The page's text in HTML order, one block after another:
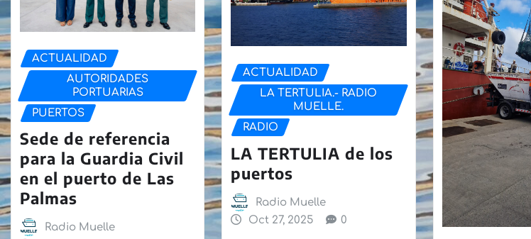
ACTUALIDAD
AUTORIDADES
PORTUARIAS
PUERTOS
Sede de referencia
para la Guardia Civil
en el puerto de Las
Palmas
Radio Muelle
ACTUALIDAD
LA TERTULIA.- RADIO
MUELLE.
RADIO
LA TERTULIA de los
puertos
Radio Muelle
Oct 27, 2025
0